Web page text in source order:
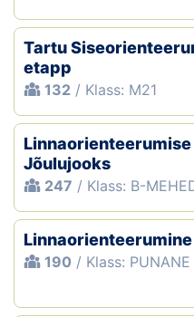
Tartu
etapp
132 / Klass: M21
Linnaorienteerumise
Jõulujooks
247 / Klass: B-
Linnaorienteerumine
190 / Klass: PUNANE